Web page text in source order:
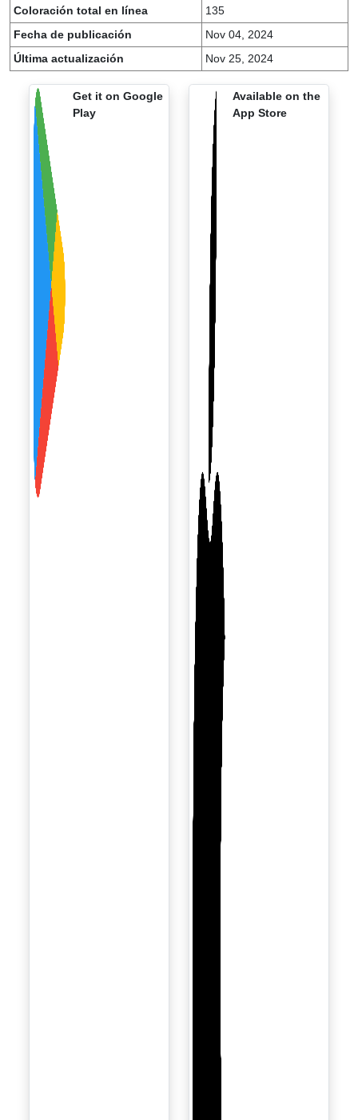
Coloración total en línea
135
Fecha de publicación
Nov 04, 2024
Última actualización
Nov 25, 2024
Get it on Google
Play
Available on the
App Store